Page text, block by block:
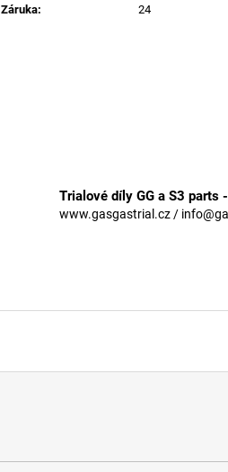
Záruka: 24
Trialové díly GG a S3 parts
www.gasgastrial.cz /